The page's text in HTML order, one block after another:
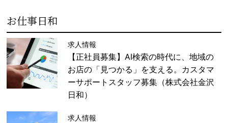
お仕事日和
求人情報
【正社員募集】AI検索の時代に、地域の
お店の「見つかる」を支える。カスタマ
ーサポートスタッフ募集（株式会社金沢
日和）
求人情報